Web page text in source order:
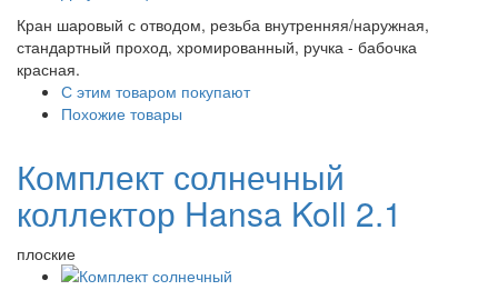
Кран шаровый с отводом, резьба внутренняя/наружная,
стандартный проход, хромированный, ручка - бабочка
красная.
С этим товаром покупают
Похожие товары
Комплект солнечный
коллектор Hansa Koll 2.1
плоские